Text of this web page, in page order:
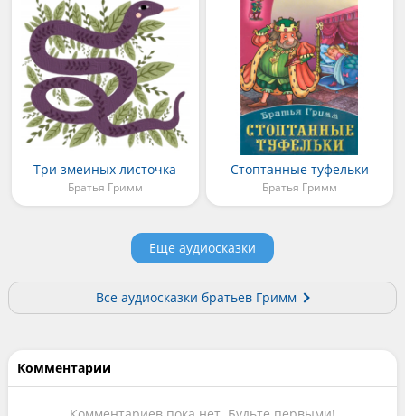
Три змеиных листочка
Братья Гримм
Стоптанные туфельки
Братья Гримм
Еще аудиосказки
Все аудиосказки братьев Гримм
Комментарии